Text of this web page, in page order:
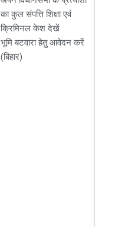
का कुल संपत्ति शिक्षा एवं
क्रिमिनल केश देखें
भूमि बटवारा हेतु आवेदन करें
(बिहार)